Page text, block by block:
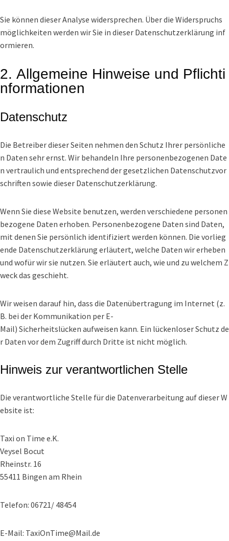
Sie können dieser Analyse widersprechen. Über die Widerspruchs
möglichkeiten werden wir Sie in dieser Datenschutzerklärung inf
ormieren.
2. Allgemeine Hinweise und Pflichti
nformationen
Datenschutz
Die Betreiber dieser Seiten nehmen den Schutz Ihrer persönliche
n Daten sehr ernst. Wir behandeln Ihre personenbezogenen Date
n vertraulich und entsprechend der gesetzlichen Datenschutzvor
schriften sowie dieser Datenschutzerklärung.
Wenn Sie diese Website benutzen, werden verschiedene personen
bezogene Daten erhoben. Personenbezogene Daten sind Daten,
mit denen Sie persönlich identifiziert werden können. Die vorlieg
ende Datenschutzerklärung erläutert, welche Daten wir erheben
und wofür wir sie nutzen. Sie erläutert auch, wie und zu welchem Z
weck das geschieht.
Wir weisen darauf hin, dass die Datenübertragung im Internet (z.
B. bei der Kommunikation per E-
Mail) Sicherheitslücken aufweisen kann. Ein lückenloser Schutz de
r Daten vor dem Zugriff durch Dritte ist nicht möglich.
Hinweis zur verantwortlichen Stelle
Die verantwortliche Stelle für die Datenverarbeitung auf dieser W
ebsite ist:
Taxi on Time e.K.
Veysel Bocut
Rheinstr. 16
55411 Bingen am Rhein
Telefon: 06721/ 48454
E-Mail: TaxiOnTime@Mail.de